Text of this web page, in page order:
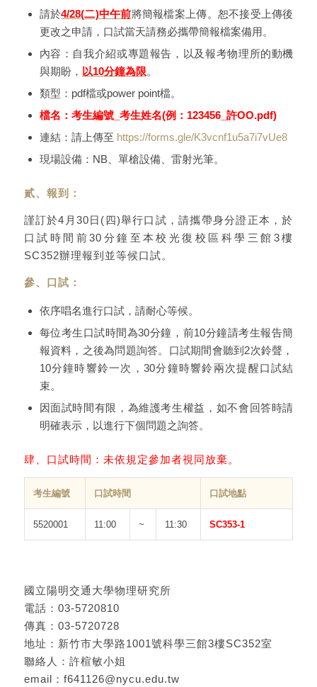
請於4/28(二)中午前將簡報檔案上傳。恕不接受上傳後
更改之申請，口試當天請務必攜帶簡報檔案備用。
內容：自我介紹或專題報告，以及報考物理所的動機
與期盼， 以10分鐘為限。
類型：pdf檔或power point檔。
檔名：考生編號_考生姓名(例：123456_許OO.pdf)
連結：請上傳至 https://forms.gle/K3vcnf1u5a7i7vUe8
現場設備：NB、單槍設備、雷射光筆。
貳、報到：
謹訂於4月30日(四)舉行口試，請攜帶身分證正本，於
口試時間前30分鐘至本校光復校區科學三館3樓
SC352辦理報到並等候口試。
參、口試：
依序唱名進行口試，請耐心等候。
每位考生口試時間為30分鐘，前10分鐘請考生報告簡
報資料，之後為問題詢答。口試期間會聽到2次鈴聲，
10分鐘時響鈴一次，30分鐘時響鈴兩次提醒口試結
束。
因面試時間有限，為維護考生權益，如不會回答時請
明確表示，以進行下個問題之詢答。
肆、口試時間：未依規定參加者視同放棄。
考生編號 口試時間 口試地點
5520001 11:00 ~ 11:30 SC353-1
國立陽明交通大學物理研究所
電話：03-5720810
傳真：03-5720728
地址：新竹市大學路1001號科學三館3樓SC352室
聯絡人：許楦敏小姐
email：f641126@nycu.edu.tw